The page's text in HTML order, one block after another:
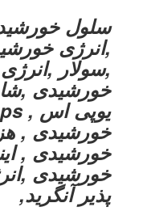
سلول
,انرژی
,سولار
خورشیدی
خورشیدی ,
خورشیدی ,
خورشیدی
پذیر آنگرید,